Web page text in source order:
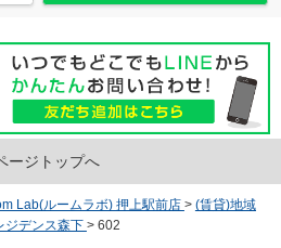
ージトップへ
Lab(ルームラボ) 押上駅前店 > (賃貸)地域
ジデンス森下 > 602